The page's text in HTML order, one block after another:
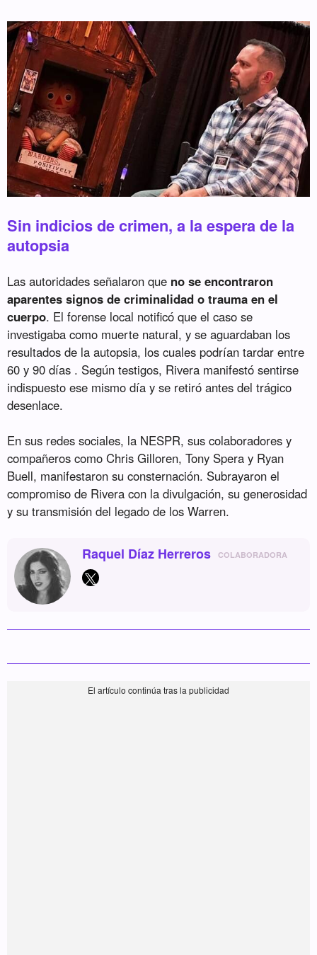
Sin indicios de crimen, a la espera de la
autopsia
Las autoridades señalaron que no se encontraron
aparentes signos de criminalidad o trauma en el
cuerpo. El forense local notificó que el caso se
investigaba como muerte natural, y se aguardaban los
resultados de la autopsia, los cuales podrían tardar entre
60 y 90 días . Según testigos, Rivera manifestó sentirse
indispuesto ese mismo día y se retiró antes del trágico
desenlace.
En sus redes sociales, la NESPR, sus colaboradores y
compañeros como Chris Gilloren, Tony Spera y Ryan
Buell, manifestaron su consternación. Subrayaron el
compromiso de Rivera con la divulgación, su generosidad
y su transmisión del legado de los Warren.
Raquel Díaz Herreros COLABORADORA